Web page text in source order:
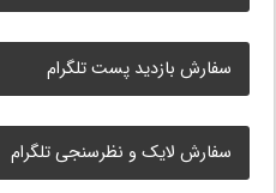
سفارش بازدید پست تلگرام
سفارش لایک و نظرسنجی تلگرام